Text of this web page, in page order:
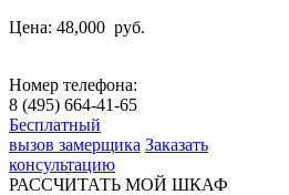
Цена: 48,000 руб.
Номер телефона:
8 (495) 664-41-65
Бесплатный
вызов замерщика Заказать
консультацию
РАССЧИТАТЬ МОЙ ШКАФ